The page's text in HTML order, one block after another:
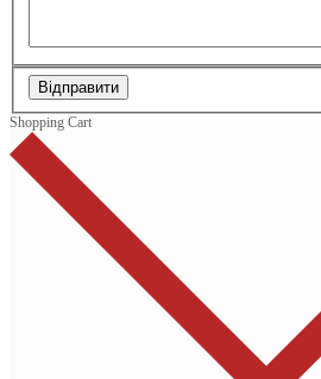
Відправити
Shopping Cart